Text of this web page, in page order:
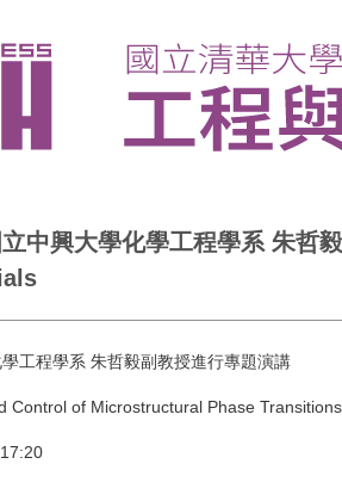
立中興大學化學工程學系 朱
工程學系 朱哲毅副教授進行專題演講
Control of Microstructural Phase